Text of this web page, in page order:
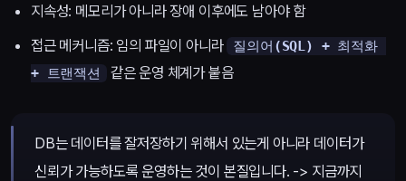
지속성: 메모리가 아니라 장애 이후에도 남아야 함
접근 메커니즘: 임의 파일이 아니라 질의어(SQL) + 최적화
+ 트랜잭션
같은 운영 체계가 붙음
DB는 데이터를 잘저장하기 위해서 있는게 아니라 데이터가
신뢰가 가능하도록 운영하는 것이 본질입니다. -> 지금까지